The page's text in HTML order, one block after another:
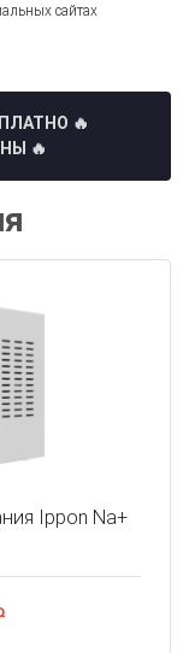
сайтах
🔥
🔥
Ippon Na+